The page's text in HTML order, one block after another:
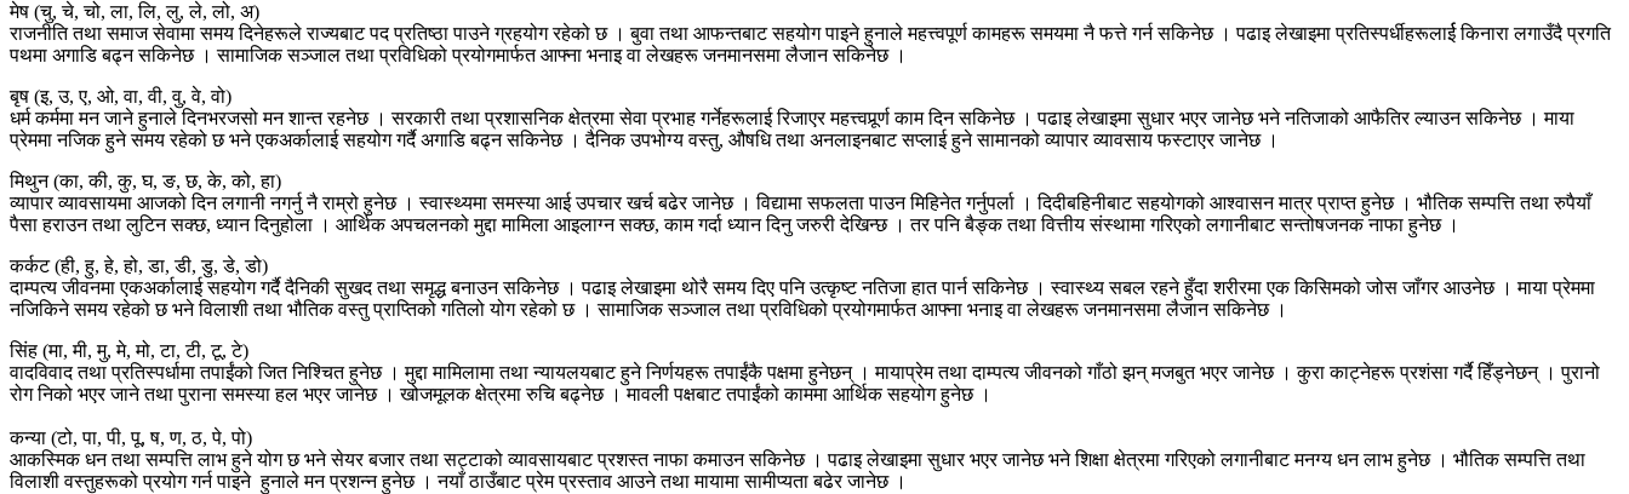
मेष (चु, चे, चो, ला, लि, लु, ले, लो, अ)
राजनीति तथा समाज सेवामा समय दिनेहरूले राज्यबाट पद प्रतिष्ठा पाउने ग्रहयोग रहेको छ । बुवा तथा आफन्तबाट सहयोग पाइने हुनाले महत्त्वपूर्ण कामहरू समयमा नै फत्ते गर्न सकिनेछ । पढाइ लेखाइमा प्रतिस्पर्धीहरूलार्ई किनारा लगाउँदै प्रगति
पथमा अगाडि बढ्न सकिनेछ । सामाजिक सञ्जाल तथा प्रविधिको प्रयोगमार्फत आफ्ना भनाइ वा लेखहरू जनमानसमा लैजान सकिनेछ ।
बृष (इ, उ, ए, ओ, वा, वी, वु, वे, वो)
धर्म कर्ममा मन जाने हुनाले दिनभरजसो मन शान्त रहनेछ । सरकारी तथा प्रशासनिक क्षेत्रमा सेवा प्रभाह गर्नेहरूलाई रिजाएर महत्त्वपूर्र्ण काम दिन सकिनेछ । पढाइ लेखाइमा सुधार भएर जानेछ भने नतिजाको आफैतिर ल्याउन सकिनेछ । माया
प्रेममा नजिक हुने समय रहेको छ भने एकअर्कालाई सहयोग गर्दै अगाडि बढ्न सकिनेछ । दैनिक उपभोग्य वस्तु, औषधि तथा अनलाइनबाट सप्लाई हुने सामानको व्यापार व्यावसाय फस्टाएर जानेछ ।
मिथुन (का, की, कु, घ, ङ, छ, के, को, हा)
व्यापार व्यावसायमा आजको दिन लगानी नगर्नु नै राम्रो हुनेछ । स्वास्थ्यमा समस्या आई उपचार खर्च बढेर जानेछ । विद्यामा सफलता पाउन मिहिनेत गर्नुपर्ला । दिदीबहिनीबाट सहयोगको आश्वासन मात्र प्राप्त हुनेछ । भौतिक सम्पत्ति तथा रुपैयाँ
पैसा हराउन तथा लुटिन सक्छ, ध्यान दिनुहोला । आर्थिक अपचलनको मुद्दा मामिला आइलाग्न सक्छ, काम गर्दा ध्यान दिनु जरुरी देखिन्छ । तर पनि बैङ्क तथा वित्तीय संस्थामा गरिएको लगानीबाट सन्तोषजनक नाफा हुनेछ ।
कर्कट (ही, हु, हे, हो, डा, डी, डु, डे, डो)
दाम्पत्य जीवनमा एकअर्कालाई सहयोग गर्दै दैनिकी सुखद तथा समृद्ध बनाउन सकिनेछ । पढाइ लेखाइमा थोरै समय दिए पनि उत्कृष्ट नतिजा हात पार्न सकिनेछ । स्वास्थ्य सबल रहने हुँदा शरीरमा एक किसिमको जोस जाँगर आउनेछ । माया प्रेममा
नजिकिने समय रहेको छ भने विलाशी तथा भौतिक वस्तु प्राप्तिको गतिलो योग रहेको छ । सामाजिक सञ्जाल तथा प्रविधिको प्रयोगमार्फत आफ्ना भनाइ वा लेखहरू जनमानसमा लैजान सकिनेछ ।
सिंह (मा, मी, मु, मे, मो, टा, टी, टू, टे)
वादविवाद तथा प्रतिस्पर्धामा तपाईंको जित निश्चित हुनेछ । मुद्दा मामिलामा तथा न्यायलयबाट हुने निर्णयहरू तपाईंकै पक्षमा हुनेछन् । मायाप्रेम तथा दाम्पत्य जीवनको गाँठो झन् मजबुत भएर जानेछ । कुरा काट्नेहरू प्रशंसा गर्दै हिँड्नेछन् । पुरानो
रोग निको भएर जाने तथा पुराना समस्या हल भएर जानेछ । खोजमूलक क्षेत्रमा रुचि बढ्नेछ । मावली पक्षबाट तपाईंको काममा आर्थिक सहयोग हुनेछ ।
कन्या (टो, पा, पी, पू, ष, ण, ठ, पे, पो)
आकस्मिक धन तथा सम्पत्ति लाभ हुने योग छ भने सेयर बजार तथा सट्टाको व्यावसायबाट प्रशस्त नाफा कमाउन सकिनेछ । पढाइ लेखाइमा सुधार भएर जानेछ भने शिक्षा क्षेत्रमा गरिएको लगानीबाट मनग्य धन लाभ हुनेछ । भौतिक सम्पत्ति तथा
विलाशी वस्तुहरूको प्रयोग गर्न पाइने हुनाले मन प्रशन्न हुनेछ । नयाँ ठाउँबाट प्रेम प्रस्ताव आउने तथा मायामा सामीप्यता बढेर जानेछ ।